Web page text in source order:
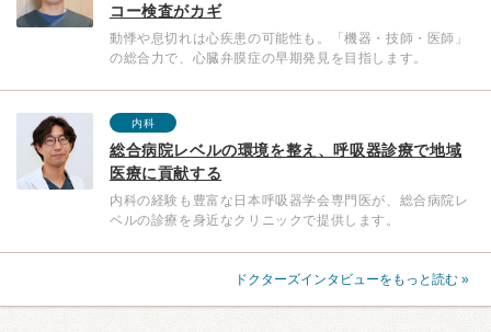
コー検査がカギ
動悸や息切れは心疾患の可能性も。「機器・技師・医師」
の総合力で、心臓弁膜症の早期発見を目指します。
内科
総合病院レベルの環境を整え、呼吸器診療で地域
医療に貢献する
内科の経験も豊富な日本呼吸器学会専門医が、総合病院レ
ベルの診療を身近なクリニックで提供します。
ドクターズインタビューをもっと読む »